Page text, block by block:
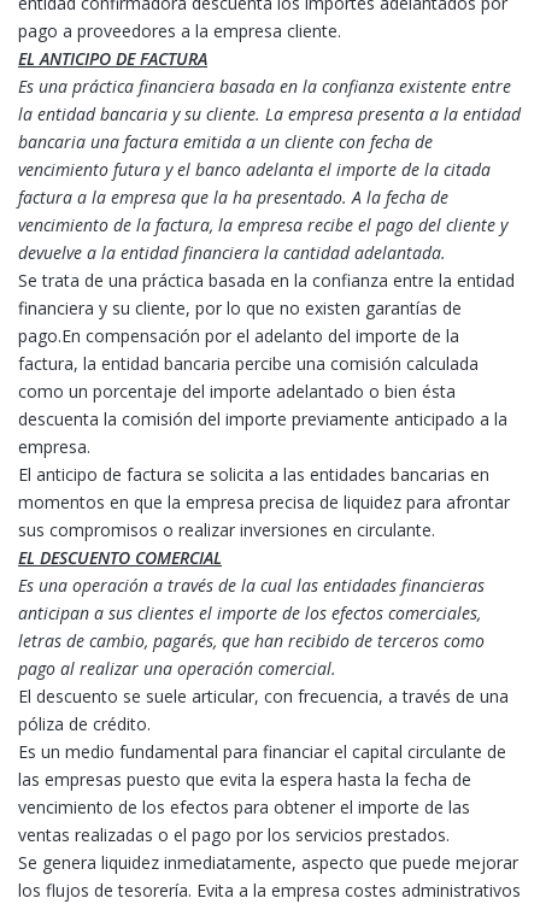
pago a proveedores a la empresa cliente.
EL ANTICIPO DE FACTURA
Es una práctica financiera basada en la confianza existente entre
la entidad bancaria y su cliente. La empresa presenta a la entidad
bancaria una factura emitida a un cliente con fecha de
vencimiento futura y el banco adelanta el importe de la citada
factura a la empresa que la ha presentado. A la fecha de
vencimiento de la factura, la empresa recibe el pago del cliente y
devuelve a la entidad financiera la cantidad adelantada.
Se trata de una práctica basada en la confianza entre la entidad
financiera y su cliente, por lo que no existen garantías de
pago.En compensación por el adelanto del importe de la
factura, la entidad bancaria percibe una comisión calculada
como un porcentaje del importe adelantado o bien ésta
descuenta la comisión del importe previamente anticipado a la
empresa.
El anticipo de factura se solicita a las entidades bancarias en
momentos en que la empresa precisa de liquidez para afrontar
sus compromisos o realizar inversiones en circulante.
EL DESCUENTO COMERCIAL
Es una operación a través de la cual las entidades financieras
anticipan a sus clientes el importe de los efectos comerciales,
letras de cambio, pagarés, que han recibido de terceros como
pago al realizar una operación comercial.
El descuento se suele articular, con frecuencia, a través de una
póliza de crédito.
Es un medio fundamental para financiar el capital circulante de
las empresas puesto que evita la espera hasta la fecha de
vencimiento de los efectos para obtener el importe de las
ventas realizadas o el pago por los servicios prestados.
Se genera liquidez inmediatamente, aspecto que puede mejorar
los flujos de tesorería. Evita a la empresa costes administrativos